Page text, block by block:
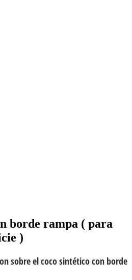
borde rampa ( para
)
sobre el coco sintético con borde